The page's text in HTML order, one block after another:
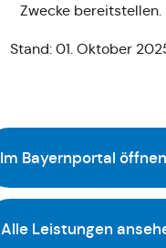
Zwecke bereitstellen.
Stand: 01. Oktober
Im Bayernportal öffnen
Alle Leistungen